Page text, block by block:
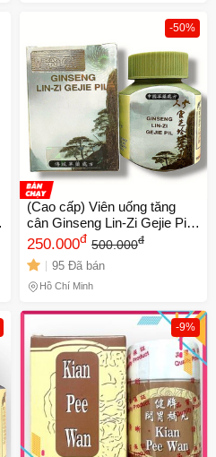
-50%
(Cao cấp) Viên uống tăng
cân Ginseng Lin-Zi Gejie Pil -
Nhân sâm linh chi tắc kè đại
bổ hoàn - Hộp 30 viên tăng
cường sức khỏe - Chính
hãng
250.000đ 500.000đ
95 Đã bán
Hồ Chí Minh
-9%